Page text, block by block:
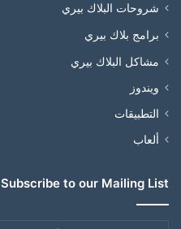
شروحات البلاك بيري
برامج بلاك بيري
مشاكل البلاك بيري
ويندوز
التطبيقات
ألعاب
Subscribe to our Mailing List